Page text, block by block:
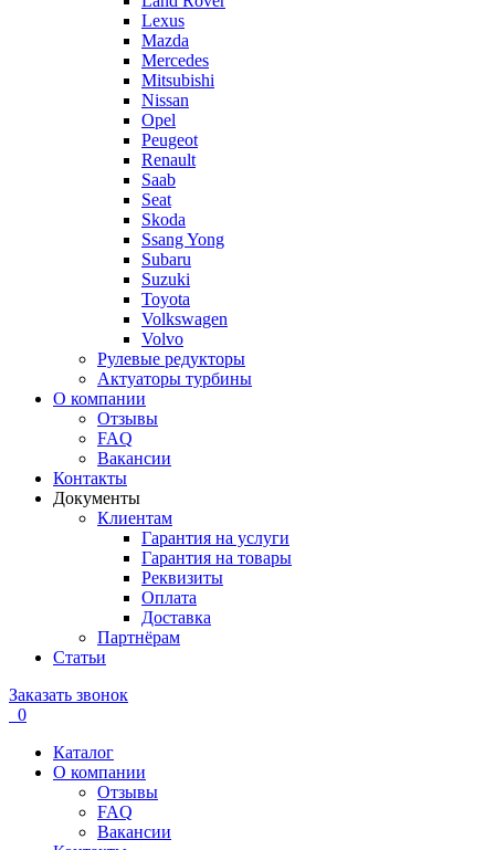
Lexus
Mazda
Mercedes
Mitsubishi
Nissan
Opel
Peugeot
Renault
Saab
Seat
Skoda
Ssang Yong
Subaru
Suzuki
Toyota
Volkswagen
Volvo
Рулевые редукторы
Актуаторы турбины
О компании
Отзывы
FAQ
Вакансии
Контакты
Документы
Клиентам
Гарантия на услуги
Гарантия на товары
Реквизиты
Оплата
Доставка
Партнёрам
Статьи
Заказать звонок
0
Каталог
О компании
Отзывы
FAQ
Вакансии